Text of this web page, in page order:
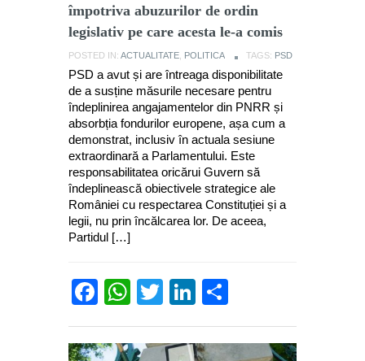
împotriva abuzurilor de ordin
legislativ pe care acesta le-a comis
POSTED IN: ACTUALITATE POLITICA TAGS: PSD
PSD a avut și are întreaga disponibilitate
de a susține măsurile necesare pentru
îndeplinirea angajamentelor din PNRR și
absorbția fondurilor europene, așa cum a
demonstrat, inclusiv în actuala sesiune
extraordinară a Parlamentului. Este
responsabilitatea oricărui Guvern să
îndeplinească obiectivele strategice ale
României cu respectarea Constituției și a
legii, nu prin încălcarea lor. De aceea,
Partidul […]
Facebook
WhatsApp
TwitterLinkedIn